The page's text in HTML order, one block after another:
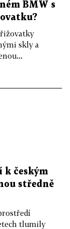
BMW s
skly a
k českým
středně
tlumily